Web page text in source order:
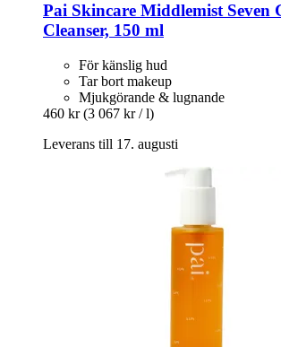
Pai Skincare Middlemist Seven
Cleanser, 150 ml
För känslig hud
Tar bort makeup
Mjukgörande & lugnande
460 kr (3 067 kr / l)
Leverans till 17. augusti